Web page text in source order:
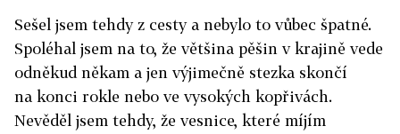
Sešel jsem tehdy z cesty a nebylo to vůbec špatné.
Spoléhal jsem na to, že většina pěšin v krajině vede
odněkud někam a jen výjimečně stezka skončí
na konci rokle nebo ve vysokých kopřivách.
Nevěděl jsem tehdy, že vesnice, které míjím